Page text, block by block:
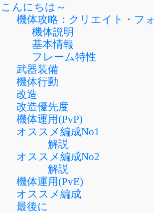
こんにちは～
機体攻略：クリエイト・フ
機体説明
基本情報
フレーム特性
武器装備
機体行動
改造
改造優先度
機体運用(PvP)
オススメ編成No1
解説
オススメ編成No2
解説
機体運用(PvE)
オススメ編成
最後に